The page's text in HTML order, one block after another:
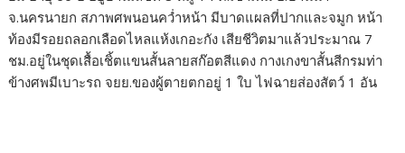
จ.นครนายก สภาพศพนอนคว่ำหน้า มีบาดแผลที่ปากและจมูก หน้า
ท้องมีรอยถลอกเลือดไหลแห้งเกอะกัง เสียชีวิตมาแล้วประมาณ 7
ชม.อยู่ในชุดเสื้อเชิ้ตแขนสั้นลายสก๊อตสีแดง กางเกงขาสั้นสีกรมท่า
ข้างศพมีเบาะรถ จยย.ของผู้ตายตกอยู่ 1 ใบ ไฟฉายส่องสัตว์ 1 อัน